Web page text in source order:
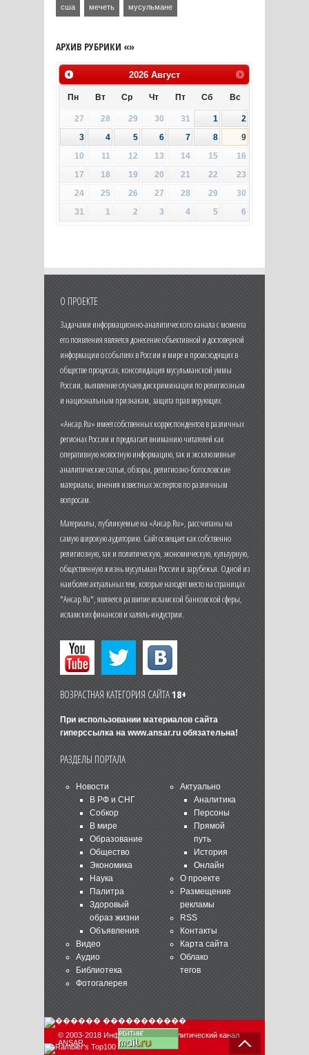
сша мечеть мусульмане
АРХИВ РУБРИКИ «»
2026 Август
Пн Вт Ср Чт Пт Сб Вс
27 28 29 30 31 1
2
3
4 5 6 7 8
9
10
11 12 13 14 15
16
17
18 19 20 21 22
23
24
25 26 27 28 29
30
31
1 2 3 4 5 6
О ПРОЕКТЕ
Задачами информационно-аналитического канала с момента
его появления является донесение объективной и достоверной
информации о событиях в России и мире и происходящих в
обществе процессах, консолидация мусульманской уммы
России, выявление случаев дискриминации по религиозным
и национальным признакам, защита прав верующих.
«Ансар.Ru» имеет собственных корреспондентов в различных
регионах России и предлагает вниманию читателей как
оперативную новостную информацию, так и эксклюзивные
аналитические статьи, обзоры, религиозно-богословские
материалы, мнения известных экспертов по различным
вопросам.
Материалы, публикуемые на «Ансар.Ru», рассчитаны на
самую широкую аудиторию. Сайт освещает как собственно
религиозную, так и политическую, экономическую, культурную,
общественную жизнь мусульман России и зарубежья. Одной из
наиболее актуальных тем, которые находят место на страницах
"Ансар.Ru", является развитие исламской банковской сферы,
исламских финансов и халяль-индустрии.
ВОЗРАСТНАЯ КАТЕГОРИЯ САЙТА18+
При использовании материалов сайта
гиперссылка на www.ansar.ruобязательна!
РАЗДЕЛЫ ПОРТАЛА
Новости
В РФ и СНГ
Собкор
В мире
Образование
Общество
Экономика
Наука
Палитра
Здоровый
образ жизни
Объявления
Видео
Аудио
Библиотека
Фотогалерея
Актуально
Аналитика
Персоны
Прямой
путь
История
Онлайн
О проекте
Размещение
рекламы
RSS
Контакты
Карта сайта
Облако
тегов
© 2003-2018 Информационно-аналитический канал
ANSAR